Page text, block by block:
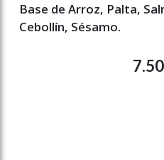
Base de Arroz, Palta,
Cebollín, Sésamo.